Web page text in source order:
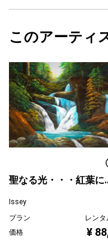
カラー
その
ジャンル
風景画
配送目安
二週
フォロ
Issey
このアーティ
聖なる光・・・紅葉に
Issey
プラン
レン
価格
¥